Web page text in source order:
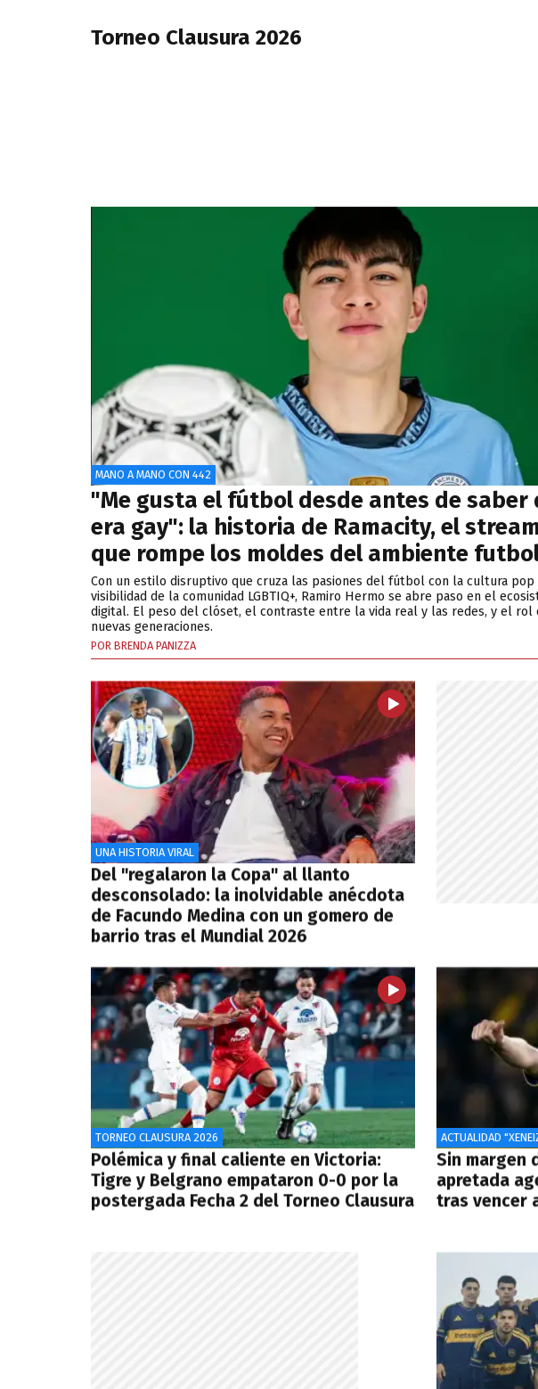
Torneo Clausura 2026
MANO A MANO CON 442
"Me gusta el fútbol desde antes de saber
era gay": la historia de Ramacity, el
que rompe los moldes del ambiente
Con un estilo disruptivo que cruza las pasiones del fútbol con la cultura pop
visibilidad de la comunidad LGBTIQ+, Ramiro Hermo se abre paso en el
digital. El peso del clóset, el contraste entre la vida real y las redes, y el rol
nuevas generaciones.
POR BRENDA PANIZZA
UNA HISTORIA VIRAL
Del "regalaron la Copa" al llanto
desconsolado: la inolvidable anécdota
de Facundo Medina con un gomero de
barrio tras el Mundial 2026
TORNEO CLAUSURA 2026
Polémica y final caliente en Victoria:
Tigre y Belgrano empataron 0-0 por la
postergada Fecha 2 del Torneo Clausura
ACTUALIDAD
Sin margen
apretada
tras vencer